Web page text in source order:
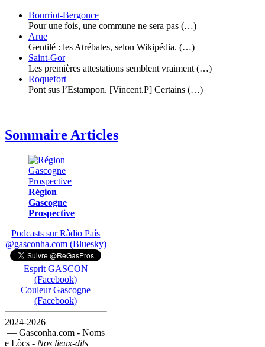
Bourriot-Bergonce
Pour une fois, une commune ne sera pas (…)
Arue
Gentilé : les Atrébates, selon Wikipédia. (…)
Saint-Gor
Les premières attestations semblent vraiment (…)
Roquefort
Pont sus l’Estampon. [Vincent.P] Certains (…)
Sommaire Articles
Région
Gascogne
Prospective
Podcasts sur Ràdio País
@gasconha.com (Bluesky)
Esprit GASCON
(Facebook)
Couleur Gascogne
(Facebook)
2024-2026
— Gasconha.com - Noms
e Lòcs - Nos lieux-dits